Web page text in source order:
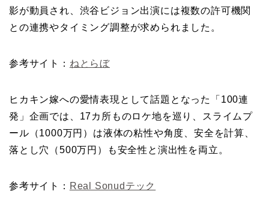
影が動員され、渋谷ビジョン出演には複数の許可機関
との連携やタイミング調整が求められました。
参考サイト： ねとらぼ
ヒカキン嫁への愛情表現として話題となった「100連
発」企画では、17カ所ものロケ地を巡り、スライムプ
ール（1000万円）は液体の粘性や角度、安全を計算、
落とし穴（500万円）も安全性と演出性を両立。
参考サイト： Real Sonudテック